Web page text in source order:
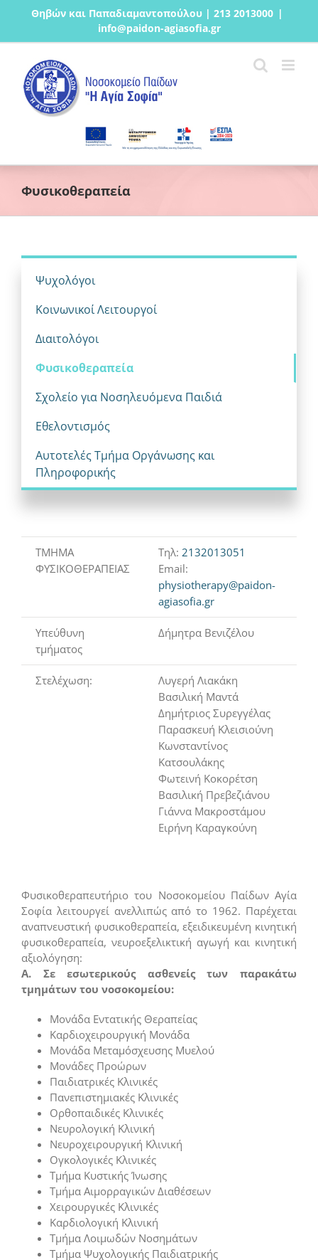
Μετάβαση
περιεχόμενο
Θηβών και Παπαδιαμαντοπούλου | 213 2013000 |
info@paidon-agiasofia.gr
Φυσικοθεραπεία
Ψυχολόγοι
Κοινωνικοί Λειτουργοί
Διαιτολόγοι
Φυσικοθεραπεία
Σχολείο για Νοσηλευόμενα Παιδιά
Εθελοντισμός
Αυτοτελές Τμήμα Οργάνωσης και
Πληροφορικής
ΤΜΗΜΑ
ΦΥΣΙΚΟΘΕΡΑΠΕΙΑΣ
Τηλ: 2132013051
Email:
physiotherapy@paidon-
agiasofia.gr
Υπεύθυνη
τμήματος
Δήμητρα Βενιζέλου
Στελέχωση:
Λυγερή Λιακάκη
Βασιλική Μαντά
Δημήτριος Συρεγγέλας
Παρασκευή Κλεισιούνη
Κωνσταντίνος
Κατσουλάκης
Φωτεινή Κοκορέτση
Βασιλική Πρεβεζιάνου
Γιάννα Μακροστάμου
Ειρήνη Καραγκούνη
Φυσικοθεραπευτήριο του Νοσοκομείου Παίδων Αγία
Σοφία λειτουργεί ανελλιπώς από το 1962. Παρέχεται
αναπνευστική φυσικοθεραπεία, εξειδικευμένη κινητική
φυσικοθεραπεία, νευροεξελικτική αγωγή και κινητική
αξιολόγηση:
A. Σε εσωτερικούς ασθενείς των παρακάτω
τμημάτων του νοσοκομείου:
Μονάδα Εντατικής Θεραπείας
Καρδιοχειρουργική Μονάδα
Μονάδα Μεταμόσχευσης Μυελού
Μονάδες Προώρων
Παιδιατρικές Κλινικές
Πανεπιστημιακές Κλινικές
Ορθοπαιδικές Κλινικές
Νευρολογική Κλινική
Νευροχειρουργική Κλινική
Ογκολογικές Κλινικές
Τμήμα Κυστικής Ίνωσης
Τμήμα Αιμορραγικών Διαθέσεων
Χειρουργικές Κλινικές
Καρδιολογική Κλινική
Τμήμα Λοιμωδών Νοσημάτων
Τμήμα Ψυχολογικής Παιδιατρικής